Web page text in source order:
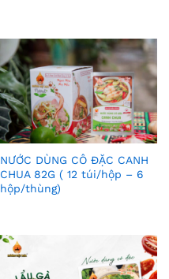
Yêu
Thíc
h
Thê
Thíc
NƯỚC DÙNG CÔ ĐẶC CANH
CHUA 82G ( 12 túi/hộp – 6
hộp/thùng)